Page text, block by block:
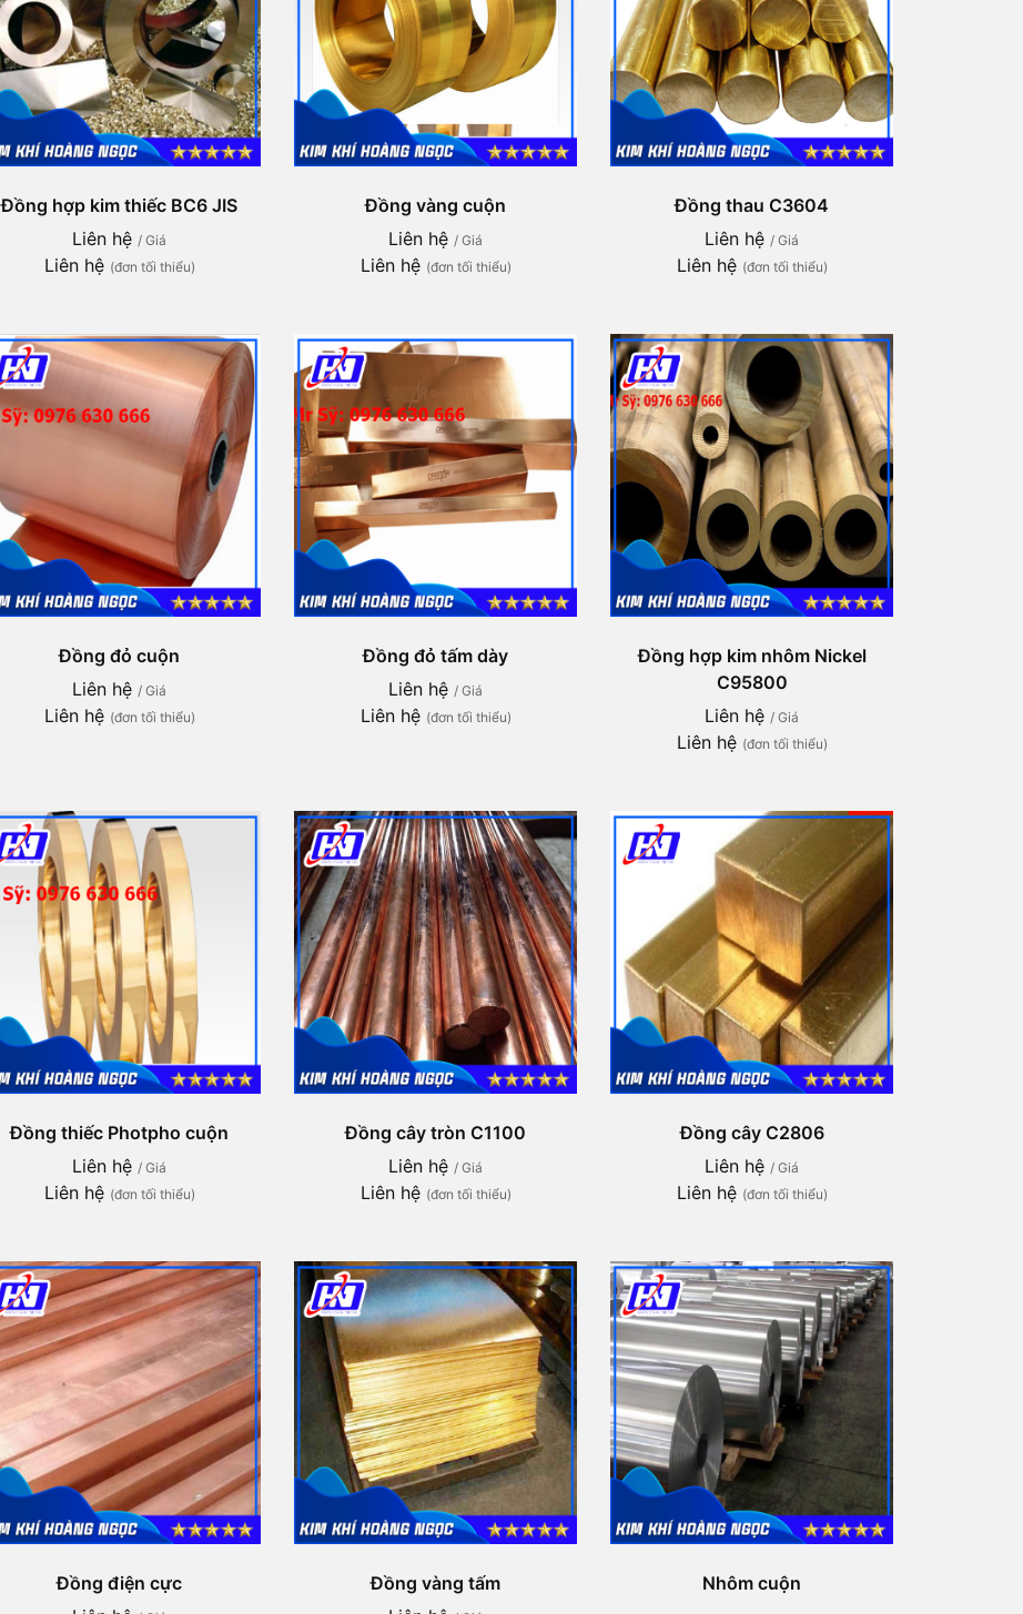
Đồng hợp kim thiếc BC6 JIS
Liên hệ / Giá
Liên hệ (đơn tối thiểu)
Đồng vàng cuộn
Liên hệ / Giá
Liên hệ (đơn tối thiểu)
Đồng thau C3604
Liên hệ / Giá
Liên hệ (đơn tối thiểu)
Đồng đỏ cuộn
Liên hệ / Giá
Liên hệ (đơn tối thiểu)
Đồng đỏ tấm dày
Liên hệ / Giá
Liên hệ (đơn tối thiểu)
Đồng hợp kim nhôm Nickel
C95800
Liên hệ / Giá
Liên hệ (đơn tối thiểu)
Đồng thiếc Photpho cuộn
Liên hệ / Giá
Liên hệ (đơn tối thiểu)
Đồng cây tròn C1100
Liên hệ / Giá
Liên hệ (đơn tối thiểu)
Đồng cây C2806
Liên hệ / Giá
Liên hệ (đơn tối thiểu)
Đồng điện cực
Đồng vàng tấm
Nhôm cuộn